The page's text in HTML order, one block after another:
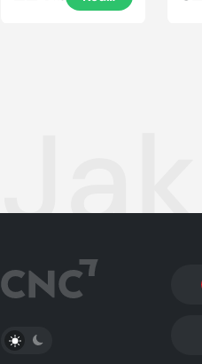
PŘEPNOUT SVĚTLÝ/TMAVÝ REŽIM